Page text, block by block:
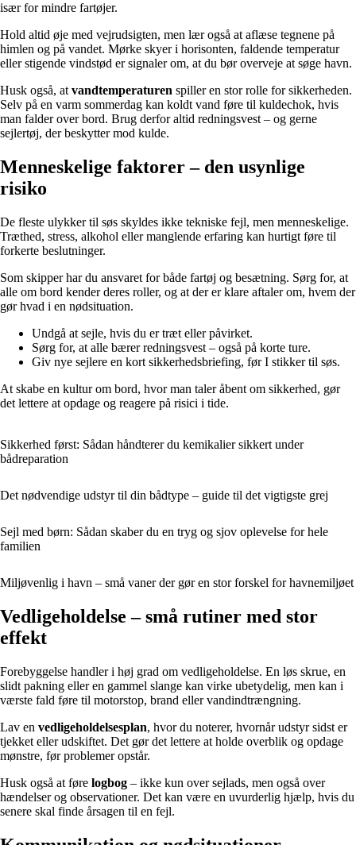
især for mindre fartøjer.
Hold altid øje med vejrudsigten, men lær også at aflæse tegnene på
himlen og på vandet. Mørke skyer i horisonten, faldende temperatur
eller stigende vindstød er signaler om, at du bør overveje at søge havn.
Husk også, atvandtemperaturen spiller en stor rolle for sikkerheden.
Selv på en varm sommerdag kan koldt vand føre til kuldechok, hvis
man falder over bord. Brug derfor altid redningsvest – og gerne
sejlertøj, der beskytter mod kulde.
Menneskelige faktorer – den usynlige
risiko
De fleste ulykker til søs skyldes ikke tekniske fejl, men menneskelige.
Træthed, stress, alkohol eller manglende erfaring kan hurtigt føre til
forkerte beslutninger.
Som skipper har du ansvaret for både fartøj og besætning. Sørg for, at
alle om bord kender deres roller, og at der er klare aftaler om, hvem der
gør hvad i en nødsituation.
Undgå at sejle, hvis du er træt eller påvirket.
Sørg for, at alle bærer redningsvest – også på korte ture.
Giv nye sejlere en kort sikkerhedsbriefing, før I stikker til søs.
At skabe en kultur om bord, hvor man taler åbent om sikkerhed, gør
det lettere at opdage og reagere på risici i tide.
Sikkerhed først: Sådan håndterer du kemikalier sikkert under
bådreparation
Det nødvendige udstyr til din bådtype – guide til det vigtigste grej
Sejl med børn: Sådan skaber du en tryg og sjov oplevelse for hele
familien
Miljøvenlig i havn – små vaner der gør en stor forskel for havnemiljøet
Vedligeholdelse – små rutiner med stor
effekt
Forebyggelse handler i høj grad om vedligeholdelse. En løs skrue, en
slidt pakning eller en gammel slange kan virke ubetydelig, men kan i
værste fald føre til motorstop, brand eller vandindtrængning.
Lav en vedligeholdelsesplan, hvor du noterer, hvornår udstyr sidst er
tjekket eller udskiftet. Det gør det lettere at holde overblik og opdage
mønstre, før problemer opstår.
Husk også at føre logbog – ikke kun over sejlads, men også over
hændelser og observationer. Det kan være en uvurderlig hjælp, hvis du
senere skal finde årsagen til en fejl.